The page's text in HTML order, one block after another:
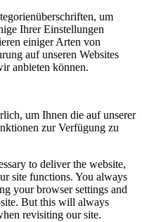
um
Ihrer Einstellungen
einiger Arten von
auf unseren Websites
anbieten können.
um Ihnen die auf unserer
zur Verfügung zu
to deliver the website,
site functions. You always
your browser settings and
But this will always
revisiting our site.